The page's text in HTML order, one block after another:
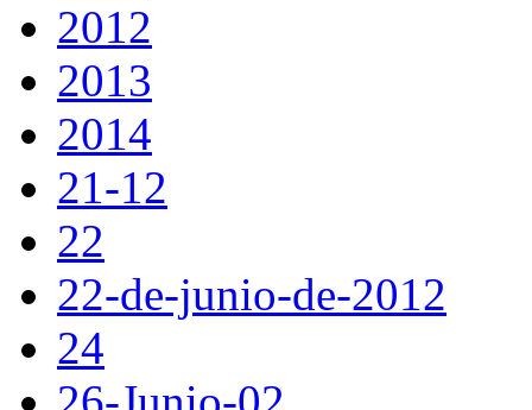
2012
2013
2014
21-12
22
22-de-junio-de-2012
24